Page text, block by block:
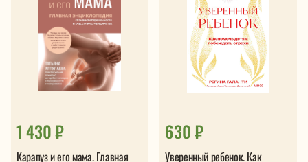
1 430 ₽
Карапуз и его мама. Главная
630 ₽
Уверенный ребенок. Как